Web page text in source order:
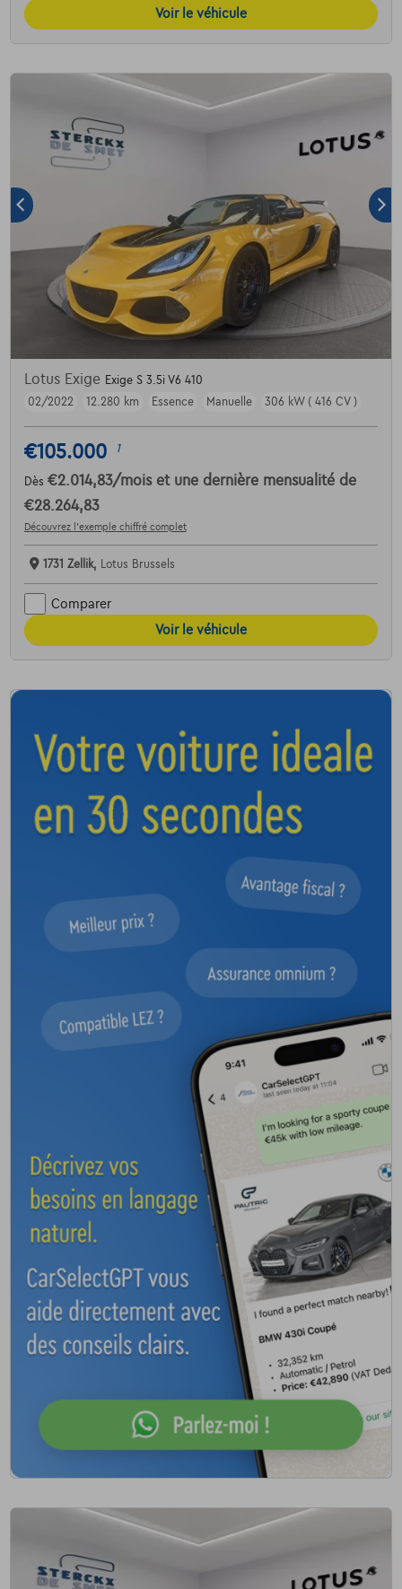
Voir le véhicule
Lotus Exige Exige S 3.5i V6 410
02/2022
12.280 km Essence Manuelle 306 kW ( 416 CV )
€105.000 1
Dès €2.014,83/mois et une dernière mensualité de
€28.264,83
Découvrez l’exemple chiffré complet
1731 Zellik, Lotus Brussels
Comparer
Voir le véhicule